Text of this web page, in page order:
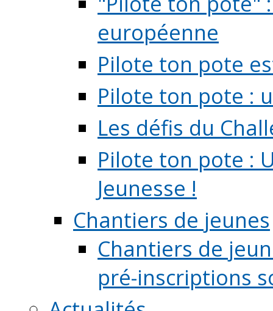
européenne
Pilote ton pote
Pilote ton pote :
Les défis du
Pilote ton pote :
Jeunesse !
Chantiers de jeunes
Chantiers de
pré-inscriptions